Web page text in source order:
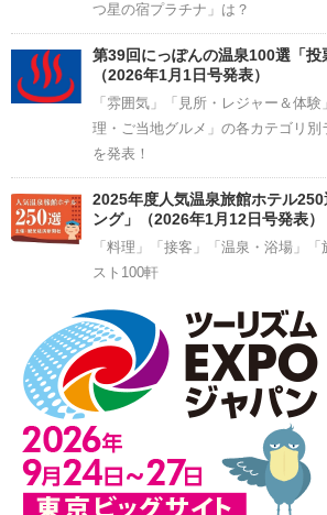
つ星の宿プラチナ」は？
第39回にっぽんの温泉100選「投
（2026年1月1日号発表）
「雰囲気」「見所・レジャー＆体
理・ご当地グルメ」の各カテゴリ
を発表！
2025年度人気温泉旅館ホテル
ング」（2026年1月12日号発表）
「料理」「接客」「温泉・浴場」
スト100軒